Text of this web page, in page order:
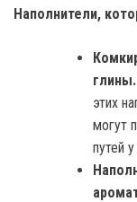
Наполнители,
глины.
этих
могут
путей